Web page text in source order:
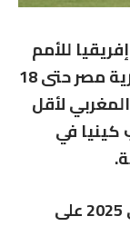
للأمم
تحت 20 سنة، التي ستُقام في جمهورية مصر حتى 18
المغربي لأقل
كينيا في
المباراة ستجرى يوم الخميس 1 ماي 2025 على